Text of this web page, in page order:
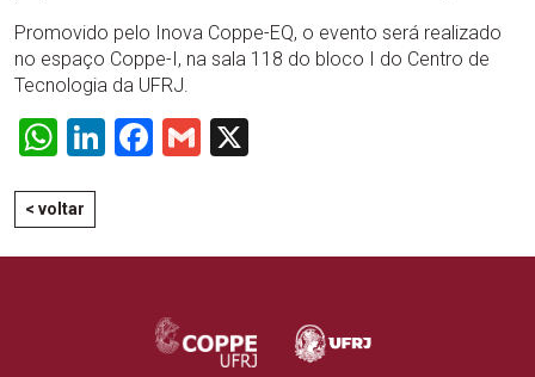
Promovido pelo Inova Coppe-EQ, o evento será realizado
no espaço Coppe-I, na sala 118 do bloco I do Centro de
Tecnologia da UFRJ.
WhatsApp
LinkedIn
Facebook
Gmail
< voltar